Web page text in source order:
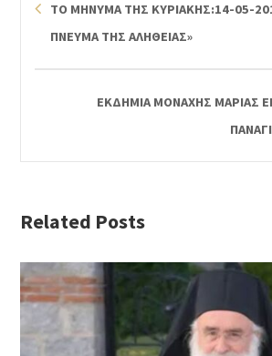
ΤΟ ΜΗΝΥΜΑ ΤΗΣ ΚΥΡΙΑΚΗΣ:14-05-
ΠΝΕΥΜΑ ΤΗΣ ΑΛΗΘΕΙΑΣ»
ΕΚΔΗΜΙΑ ΜΟΝΑΧΗΣ ΜΑΡΙΑΣ
Related Posts